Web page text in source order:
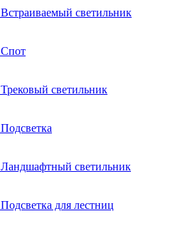
Встраиваемый светильник
Спот
Трековый светильник
Подсветка
Ландшафтный светильник
Подсветка для лестниц